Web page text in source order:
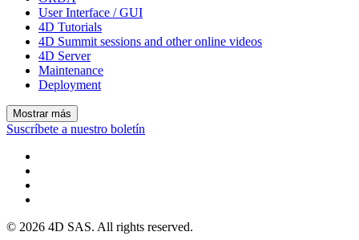
User Interface / GUI
4D Tutorials
4D Summit sessions and other online videos
4D Server
Maintenance
Deployment
Mostrar más
Suscríbete a nuestro boletín
© 2026 4D SAS. All rights reserved.